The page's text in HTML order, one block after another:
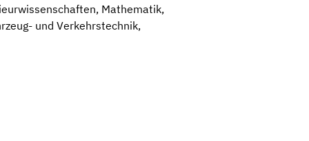
Mathematik,
und Verkehrstechnik,